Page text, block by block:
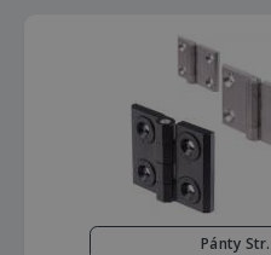
Pánty